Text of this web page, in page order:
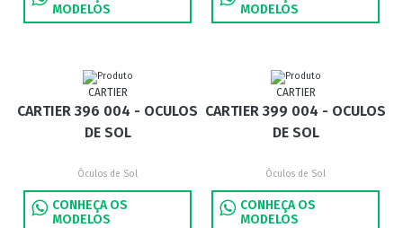
MODELOS
MODELOS
CARTIER
CARTIER 396 004 - OCULOS
DE SOL
Óculos de Sol
CONHEÇA OS
MODELOS
CARTIER
CARTIER 399 004 - OCULOS
DE SOL
Óculos de Sol
CONHEÇA OS
MODELOS